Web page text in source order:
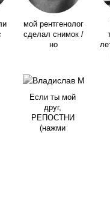
мой рентгенолог
сделал снимок /
но
Если ты мой
друг,
РЕПОСТНИ
(нажми